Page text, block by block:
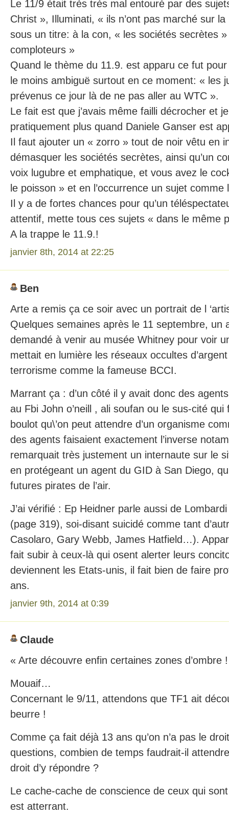
Le 11/9 était très très mal entouré par des
Christ », Illuminati, « ils n’ont pas marché sur
sous un titre: à la con, « les sociétés secrètes
comploteurs »
Quand le thème du 11.9. est apparu ce fut
le moins ambiguë surtout en ce moment: « les
prévenus ce jour là de ne pas aller au WTC ».
Le fait est que j’avais même failli décrocher et
pratiquement plus quand Daniele Ganser est
Il faut ajouter un « zorro » tout de noir vêtu en
démasquer les sociétés secrètes, ainsi qu’un
voix lugubre et emphatique, et vous avez le
le poisson » et en l’occurrence un sujet
Il y a de fortes chances pour qu’un
attentif, mette tous ces sujets « dans le même
A la trappe le 11.9.!
janvier 8th, 2014 at 22:25
Ben
Arte a remis ça ce soir avec un portrait de l
Quelques semaines après le 11 septembre, un
demandé à venir au musée Whitney pour voir
mettait en lumière les réseaux occultes
terrorisme comme la fameuse BCCI.
Marrant ça : d’un côté il y avait donc des
au Fbi John o’neill , ali soufan ou le sus-cité
boulot qu\’on peut attendre d’un organisme
des agents faisaient exactement l’inverse
remarquait très justement un internaute sur le
en protégeant un agent du GID à San Diego,
futures pirates de l’air.
J’ai vérifié : Ep Heidner parle aussi de
(page 319), soi-disant suicidé comme tant
Casolaro, Gary Webb, James Hatfield…).
fait subir à ceux-là qui osent alerter leurs
deviennent les Etats-unis, il fait bien de faire
ans.
janvier 9th, 2014 at 0:39
Claude
« Arte découvre enfin certaines zones d’ombre
Mouaif…
Concernant le 9/11, attendons que TF1 ait
beurre !
Comme ça fait déjà 13 ans qu’on n’a pas le
questions, combien de temps faudrait-il
droit d’y répondre ?
Le cache-cache de conscience de ceux qui
est atterrant.